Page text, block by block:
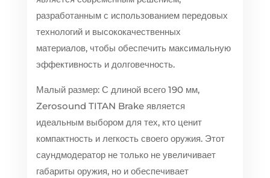
разработанным с использованием передовых
технологий и высококачественных
материалов, чтобы обеспечить максимальную
эффективность и долговечность.
Малый размер: С длиной всего 190 мм,
Zerosound TITAN Brake является
идеальным выбором для тех, кто ценит
компактность и легкость своего оружия. Этот
саундмодератор не только не увеличивает
габариты оружия, но и обеспечивает